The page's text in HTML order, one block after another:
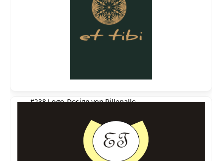
#238 Logo-Design vonPillepalle